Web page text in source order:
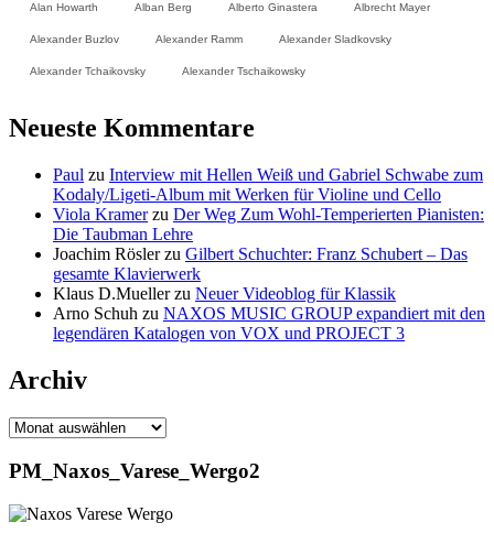
Alan Howarth Alban Berg Alberto Ginastera Albrecht Mayer
Alexander Buzlov Alexander Ramm Alexander Sladkovsky
Alexander Tchaikovsky Alexander Tschaikowsky
Neueste Kommentare
Paul zu Interview mit Hellen Weiß und Gabriel Schwabe zum
Kodaly/Ligeti-Album mit Werken für Violine und Cello
Viola Kramerzu Der Weg Zum Wohl-Temperierten Pianisten:
Die Taubman Lehre
Joachim Röslerzu Gilbert Schuchter: Franz Schubert – Das
gesamte Klavierwerk
Klaus D.Muellerzu Neuer Videoblog für Klassik
Arno Schuh zu NAXOS MUSIC GROUP expandiert mit den
legendären Katalogen von VOX und PROJECT 3
Archiv
Archiv
PM_Naxos_Varese_Wergo2